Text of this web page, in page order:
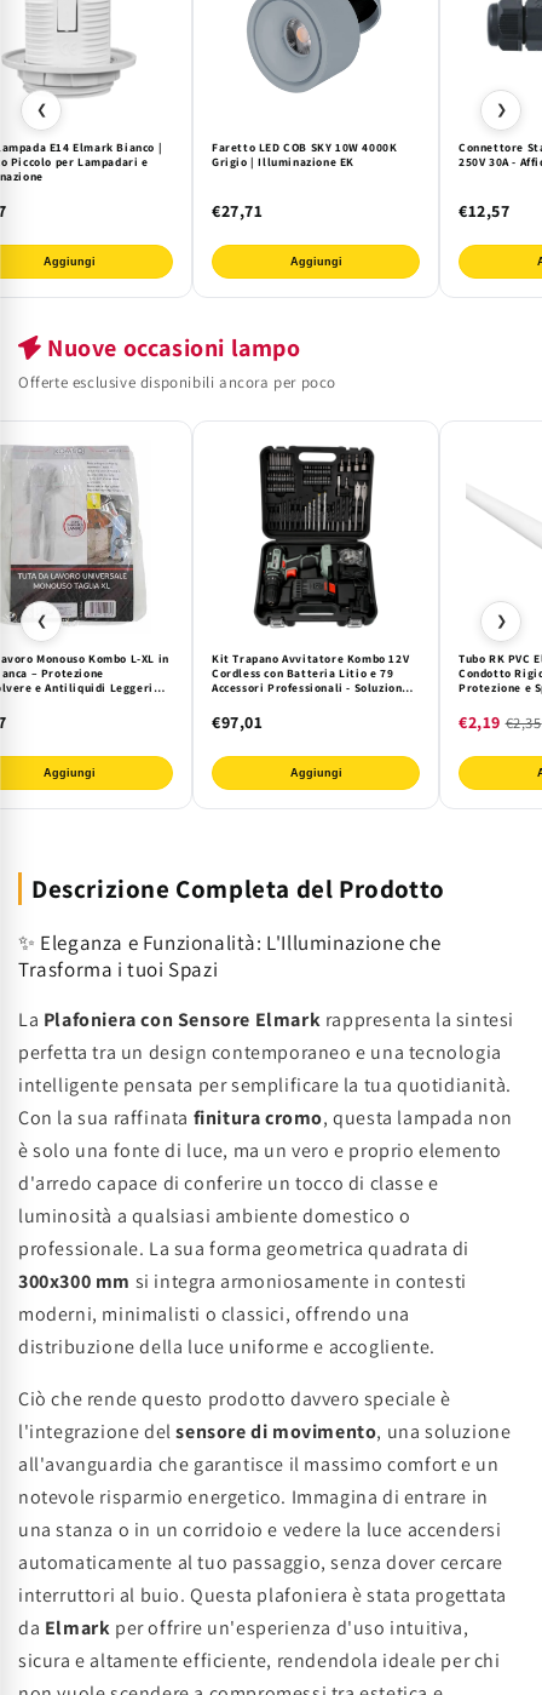
❮
E14 Elmark Bianco |
Piccolo per Lampadari e
Aggiungi
Faretto LED COB SKY 10W 4000K
Grigio | Illuminazione EK
€27,71
Aggiungi
Connettore
250V 30A -
€12,57
❯
Nuove occasioni lampo
Offerte esclusive disponibili ancora per poco
❮
Monouso Kombo L-XL in
– Protezione
e Antiliquidi Leggeri
Aggiungi
Kit Trapano Avvitatore Kombo 12V
Cordless con Batteria Litio e 79
Accessori Professionali - Soluzione
Domestici
€97,01
Aggiungi
Tubo RK PVC
Condotto
Protezione e
€2,19 €2,35
❯
Descrizione Completa del Prodotto
✨ Eleganza e Funzionalità: L'Illuminazione che
Trasforma i tuoi Spazi
La Plafoniera con Sensore Elmark rappresenta la sintesi
perfetta tra un design contemporaneo e una tecnologia
intelligente pensata per semplificare la tua quotidianità.
Con la sua raffinata finitura cromo, questa lampada non
è solo una fonte di luce, ma un vero e proprio elemento
d'arredo capace di conferire un tocco di classe e
luminosità a qualsiasi ambiente domestico o
professionale. La sua forma geometrica quadrata di
300x300 mm si integra armoniosamente in contesti
moderni, minimalisti o classici, offrendo una
distribuzione della luce uniforme e accogliente.
Ciò che rende questo prodotto davvero speciale è
l'integrazione delsensore di movimento, una soluzione
all'avanguardia che garantisce il massimo comfort e un
notevole risparmio energetico. Immagina di entrare in
una stanza o in un corridoio e vedere la luce accendersi
automaticamente al tuo passaggio, senza dover cercare
interruttori al buio. Questa plafoniera è stata progettata
da Elmark per offrire un'esperienza d'uso intuitiva,
sicura e altamente efficiente, rendendola ideale per chi